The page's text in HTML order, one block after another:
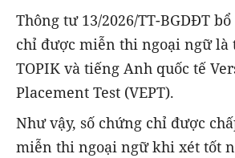
Thông tư 13/2026/TT-BGDĐT
chỉ được miễn thi ngoại ngữ là
TOPIK và tiếng Anh quốc tế
Placement Test (VEPT).
Như vậy, số chứng chỉ được
miễn thi ngoại ngữ khi xét tốt